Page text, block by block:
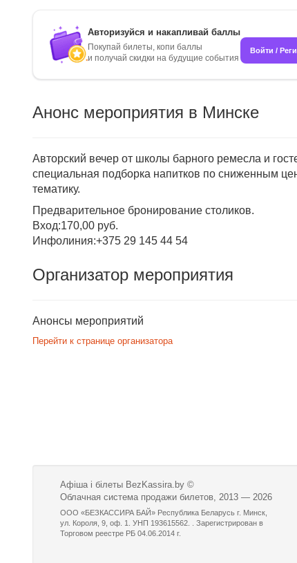
Авторизуйся и накапливай баллы
Покупай билеты, копи баллы
и получай скидки на будущие события
Войти /
Анонс мероприятия в Минске
Авторский вечер от школы барного ремесла и
специальная подборка напитков по сниженным
тематику.
Предварительное бронирование столиков.
Вход:170,00 руб.
Инфолиния:+375 29 145 44 54
Организатор мероприятия
Анонсы мероприятий
Перейти к странице организатора
Афіша і білеты BezKassira.by ©
Облачная система продажи билетов, 2013 — 2026
ООО «БЕЗКАССИРА БАЙ» Республика Беларусь г. Минск,
ул. Короля, 9, оф. 1. УНП 193615562. . Зарегистрирован в
Торговом реестре РБ 04.06.2014 г.